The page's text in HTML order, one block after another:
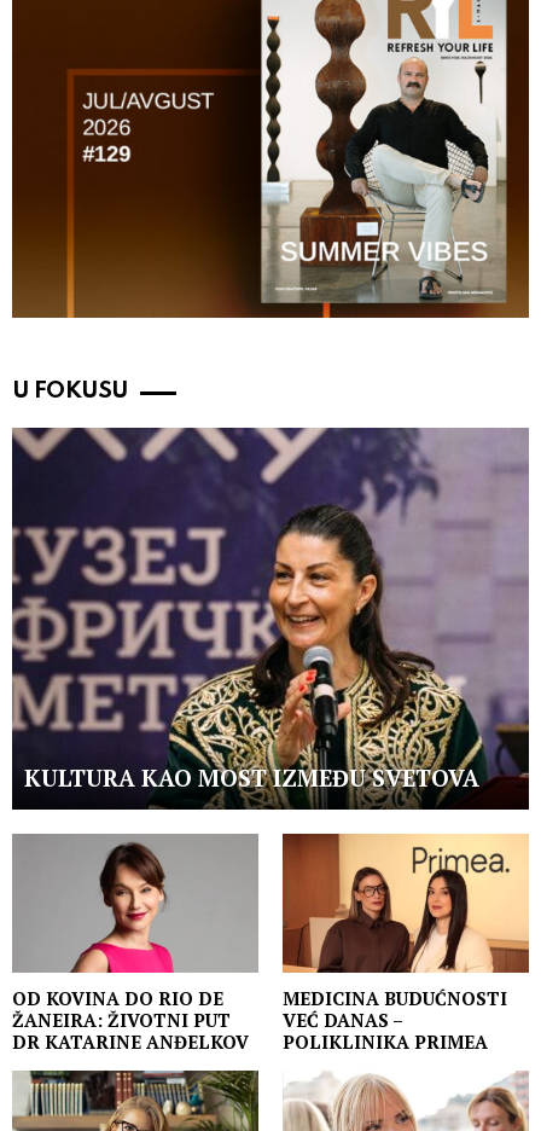
U FOKUSU
KULTURA KAO MOST IZMEĐU SVETOVA
OD KOVINA DO RIO DE
ŽANEIRA: ŽIVOTNI PUT
DR KATARINE ANĐELKOV
MEDICINA BUDUĆNOSTI
VEĆ DANAS –
POLIKLINIKA PRIMEA